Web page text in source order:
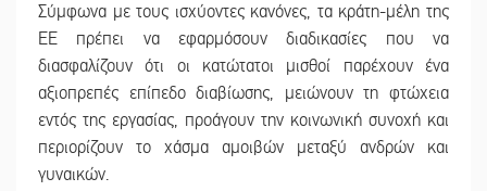
Σύμφωνα με τους ισχύοντες κανόνες, τα κράτη-μέλη της
ΕΕ πρέπει να εφαρμόσουν διαδικασίες που να
διασφαλίζουν ότι οι κατώτατοι μισθοί παρέχουν ένα
αξιοπρεπές επίπεδο διαβίωσης, μειώνουν τη φτώχεια
εντός της εργασίας, προάγουν την κοινωνική συνοχή και
περιορίζουν το χάσμα αμοιβών μεταξύ ανδρών και
γυναικών.